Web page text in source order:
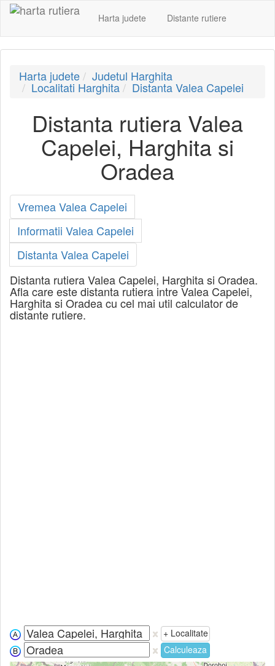
Harta judete Distante rutiere
Harta judete Judetul Harghita
Localitati Harghita Distanta Valea Capelei
Distanta rutiera Valea
Capelei, Harghita si
Oradea
Vremea Valea Capelei
Informatii Valea Capelei
Distanta Valea Capelei
Distanta rutiera Valea Capelei, Harghita si Oradea.
Afla care este distanta rutiera intre Valea Capelei,
Harghita si Oradea cu cel mai util calculator de
distante rutiere.
+ Localitate
Calculeaza